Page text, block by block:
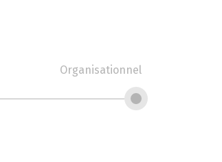
Organisationnel